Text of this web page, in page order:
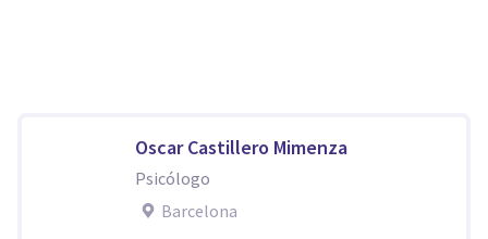
Oscar Castillero Mimenza
Psicólogo
Barcelona